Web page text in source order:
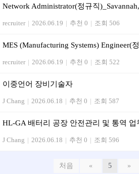
Network Administrator(정규직
recruiter | 2026.06.19 | 추천 0 | 조회 506
MES (Manufacturing Systems) Engineer(
recruiter | 2026.06.19 | 추천 0 | 조회 522
이중언어 장비기술자
J Chang | 2026.06.18 | 추천 0 | 조회 587
HL-GA 배터리 공장 안전관리 및 통역 업
J Chang | 2026.06.18 | 추천 0 | 조회 596
처음 « 5 »